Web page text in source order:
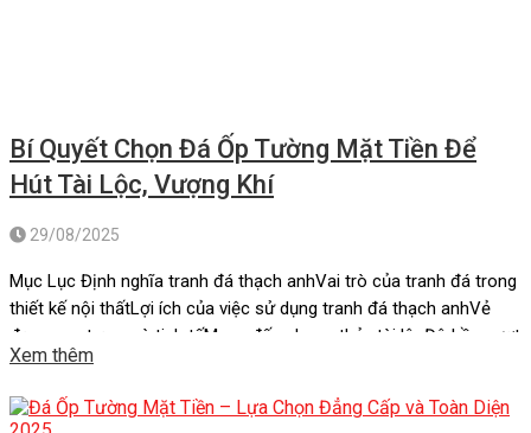
Bí Quyết Chọn Đá Ốp Tường Mặt Tiền Để
Hút Tài Lộc, Vượng Khí
29/08/2025
Mục Lục Định nghĩa tranh đá thạch anhVai trò của tranh đá trong
thiết kế nội thấtLợi ích của việc sử dụng tranh đá thạch anhVẻ
đẹp sang trọng và tinh tếMang đến phong thủy tài lộcĐộ bền vượt
thời gianTính đa dạng trong thiết kếGóp phần bảo vệ môi
Xem thêm